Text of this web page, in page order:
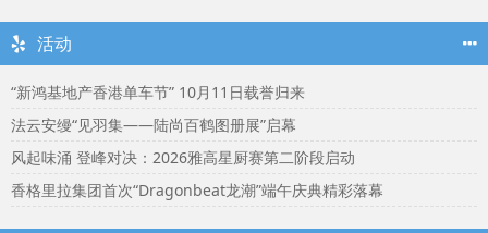
活动
“新鸿基地产香港单车节” 10月11日载誉归来
法云安缦“见羽集——陆尚百鹤图册展”启幕
风起味涌 登峰对决：2026雅高星厨赛第二阶段启动
香格里拉集团首次“Dragonbeat龙潮”端午庆典精彩落幕